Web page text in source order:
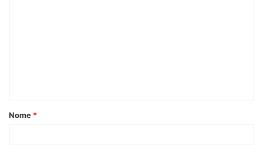
á
r
Nome *